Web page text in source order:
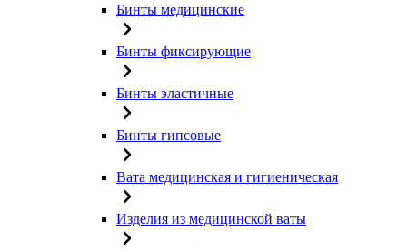
Бинты медицинские
Бинты фиксирующие
Бинты эластичные
Бинты гипсовые
Вата медицинская и гигиеническая
Изделия из медицинской ваты